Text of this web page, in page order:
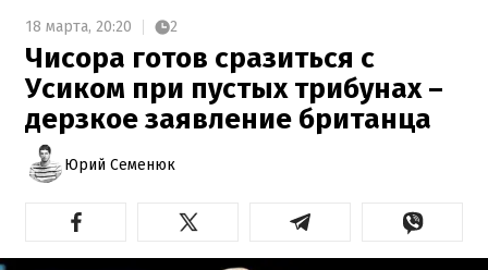
18 марта, 20:20 2
Чисора готов сразиться с
Усиком при пустых трибунах –
дерзкое заявление британца
Юрий Семенюк